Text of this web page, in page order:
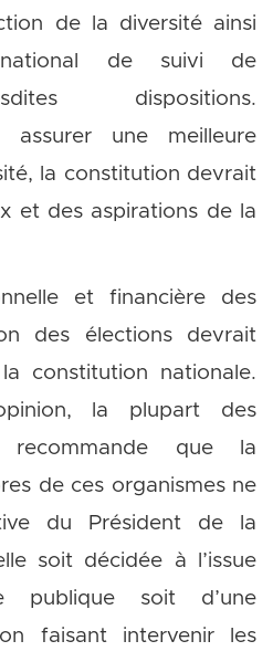
de la diversité ainsi
national de suivi de
dispositions.
assurer une meilleure
la constitution devrait
et des aspirations de la
et financière des
des élections devrait
constitution nationale.
la plupart des
que la
de ces organismes ne
du Président de la
soit décidée à l’issue
publique soit d’une
faisant intervenir les